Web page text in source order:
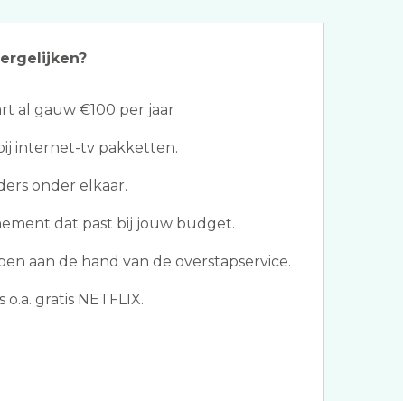
al gauw €100 per jaar
internet-tv pakketten.
onder elkaar.
dat past bij jouw budget.
aan de hand van de overstapservice.
gratis NETFLIX.